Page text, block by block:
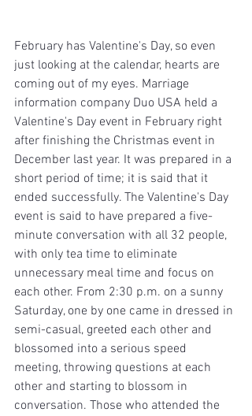
February has Valentine's Day, so even
just looking at the calendar, hearts are
coming out of my eyes. Marriage
information company Duo USA held a
Valentine's Day event in February right
after finishing the Christmas event in
December last year. It was prepared in a
short period of time; it is said that it
ended successfully. The Valentine's Day
event is said to have prepared a five-
minute conversation with all 32 people,
with only tea time to eliminate
unnecessary meal time and focus on
each other. From 2:30 p.m. on a sunny
Saturday, one by one came in dressed in
semi-casual, greeted each other and
blossomed into a serious speed
meeting, throwing questions at each
other and starting to blossom in
conversation. Those who attended the